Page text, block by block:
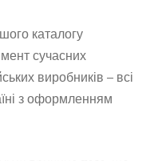
каталогу
сучасних
виробників – всі
з оформленням